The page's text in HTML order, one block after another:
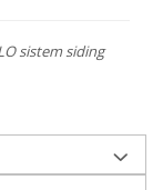
sistem siding